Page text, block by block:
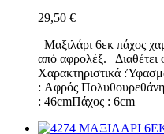
29,50 €
Μαξιλάρι 6εκ πάχος
από αφρολέξ. Διαθέτει
Χαρακτηριστικά
: Αφρός
: 46cmΠάχος : 6cm